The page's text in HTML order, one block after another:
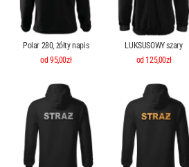
Polar 280, żółty napis
od 95,00zł
LUKSUSOWY szary
od 125,00zł